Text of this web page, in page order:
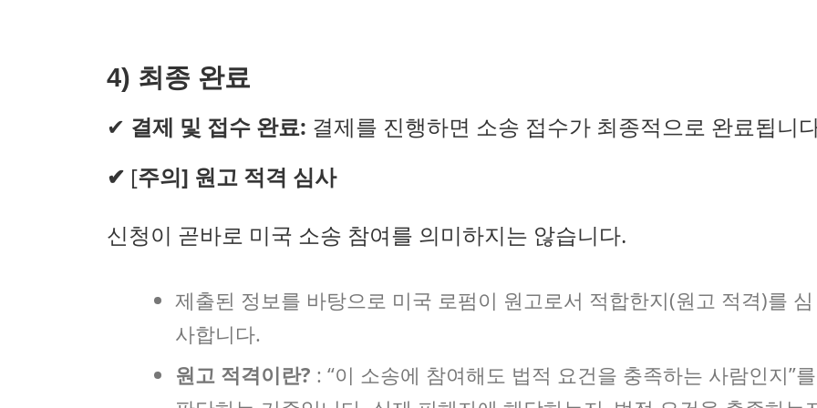
4) 최종 완료
✔ 결제 및 접수 완료: 결제를 진행하면 소송 접수가 최종적으로 완료됩니
✔ [주의] 원고 적격 심사
신청이 곧바로 미국 소송 참여를 의미하지는 않습니다.
제출된 정보를 바탕으로 미국 로펌이 원고로서 적합한지(원고 적격)를 심
사합니다.
원고 적격이란? : “이 소송에 참여해도 법적 요건을 충족하는 사람인지”를